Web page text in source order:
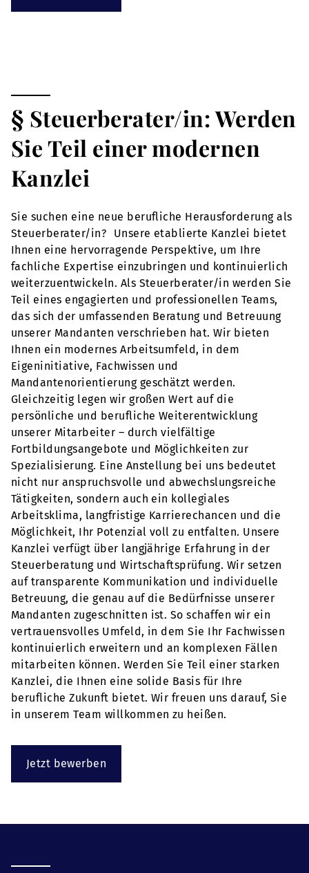
§ Steuerberater/in: Werden
Sie Teil einer modernen
Kanzlei
Sie suchen eine neue berufliche Herausforderung als
Steuerberater/in? Unsere etablierte Kanzlei bietet
Ihnen eine hervorragende Perspektive, um Ihre
fachliche Expertise einzubringen und kontinuierlich
weiterzuentwickeln. Als Steuerberater/in werden Sie
Teil eines engagierten und professionellen Teams,
das sich der umfassenden Beratung und Betreuung
unserer Mandanten verschrieben hat. Wir bieten
Ihnen ein modernes Arbeitsumfeld, in dem
Eigeninitiative, Fachwissen und
Mandantenorientierung geschätzt werden.
Gleichzeitig legen wir großen Wert auf die
persönliche und berufliche Weiterentwicklung
unserer Mitarbeiter – durch vielfältige
Fortbildungsangebote und Möglichkeiten zur
Spezialisierung. Eine Anstellung bei uns bedeutet
nicht nur anspruchsvolle und abwechslungsreiche
Tätigkeiten, sondern auch ein kollegiales
Arbeitsklima, langfristige Karrierechancen und die
Möglichkeit, Ihr Potenzial voll zu entfalten. Unsere
Kanzlei verfügt über langjährige Erfahrung in der
Steuerberatung und Wirtschaftsprüfung. Wir setzen
auf transparente Kommunikation und individuelle
Betreuung, die genau auf die Bedürfnisse unserer
Mandanten zugeschnitten ist. So schaffen wir ein
vertrauensvolles Umfeld, in dem Sie Ihr Fachwissen
kontinuierlich erweitern und an komplexen Fällen
mitarbeiten können. Werden Sie Teil einer starken
Kanzlei, die Ihnen eine solide Basis für Ihre
berufliche Zukunft bietet. Wir freuen uns darauf, Sie
in unserem Team willkommen zu heißen.
Jetzt bewerben